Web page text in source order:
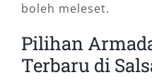
boleh meleset.
Pilihan
Terbaru di